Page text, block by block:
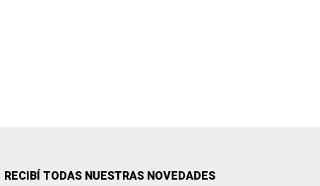
RECIBÍ TODAS NUESTRAS NOVEDADES